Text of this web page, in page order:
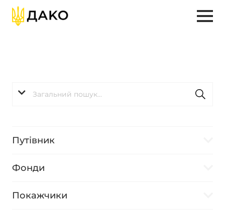
Путівник
Фонди
Покажчики